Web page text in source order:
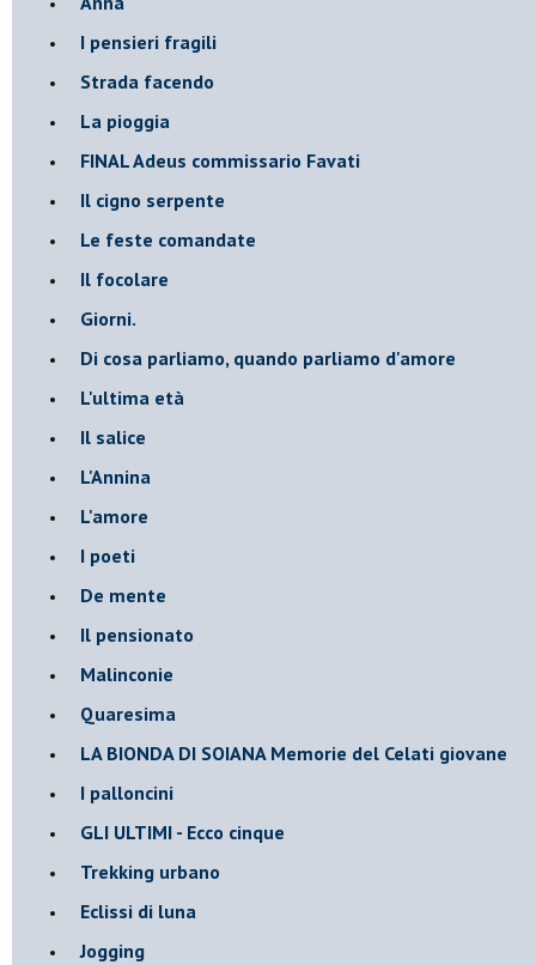
I pensieri fragili
Strada facendo
La pioggia
FINAL Adeus commissario Favati
Il cigno serpente
Le feste comandate
Il focolare
Giorni.
Di cosa parliamo, quando parliamo d'amore
L'ultima età
Il salice
L'Annina
L'amore
I poeti
De mente
Il pensionato
Malinconie
Quaresima
LA BIONDA DI SOIANA Memorie del Celati giovane
I palloncini
GLI ULTIMI - Ecco cinque
Trekking urbano
Eclissi di luna
Jogging